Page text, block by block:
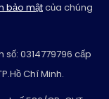
bảo mậtcủa chúng
0314779796 cấp
Chí Minh.